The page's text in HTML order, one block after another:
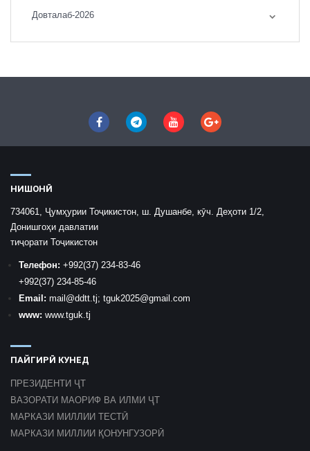
Довталаб-2026
НИШОНӢ
734061, Ҷумҳурии Тоҷикистон, ш. Душанбе, кӯч. Деҳоти 1/2,
Донишгоҳи давлатии
тиҷорати Тоҷикистон
Телефон: +992(37) 234-83-46
+992(37) 234-85-46
Email: mail@ddtt.tj; tguk2025@gmail.com
www: www.tguk.tj
ПАЙГИРӢ КУНЕД
ПРЕЗИДЕНТИ ҶТ
ВАЗОРАТИ МАОРИФ ВА ИЛМИ ҶТ
МАРКАЗИ МИЛЛИИ ТЕСТӢ
МАРКАЗИ МИЛЛИИ ҚОНУНГУЗОРӢ